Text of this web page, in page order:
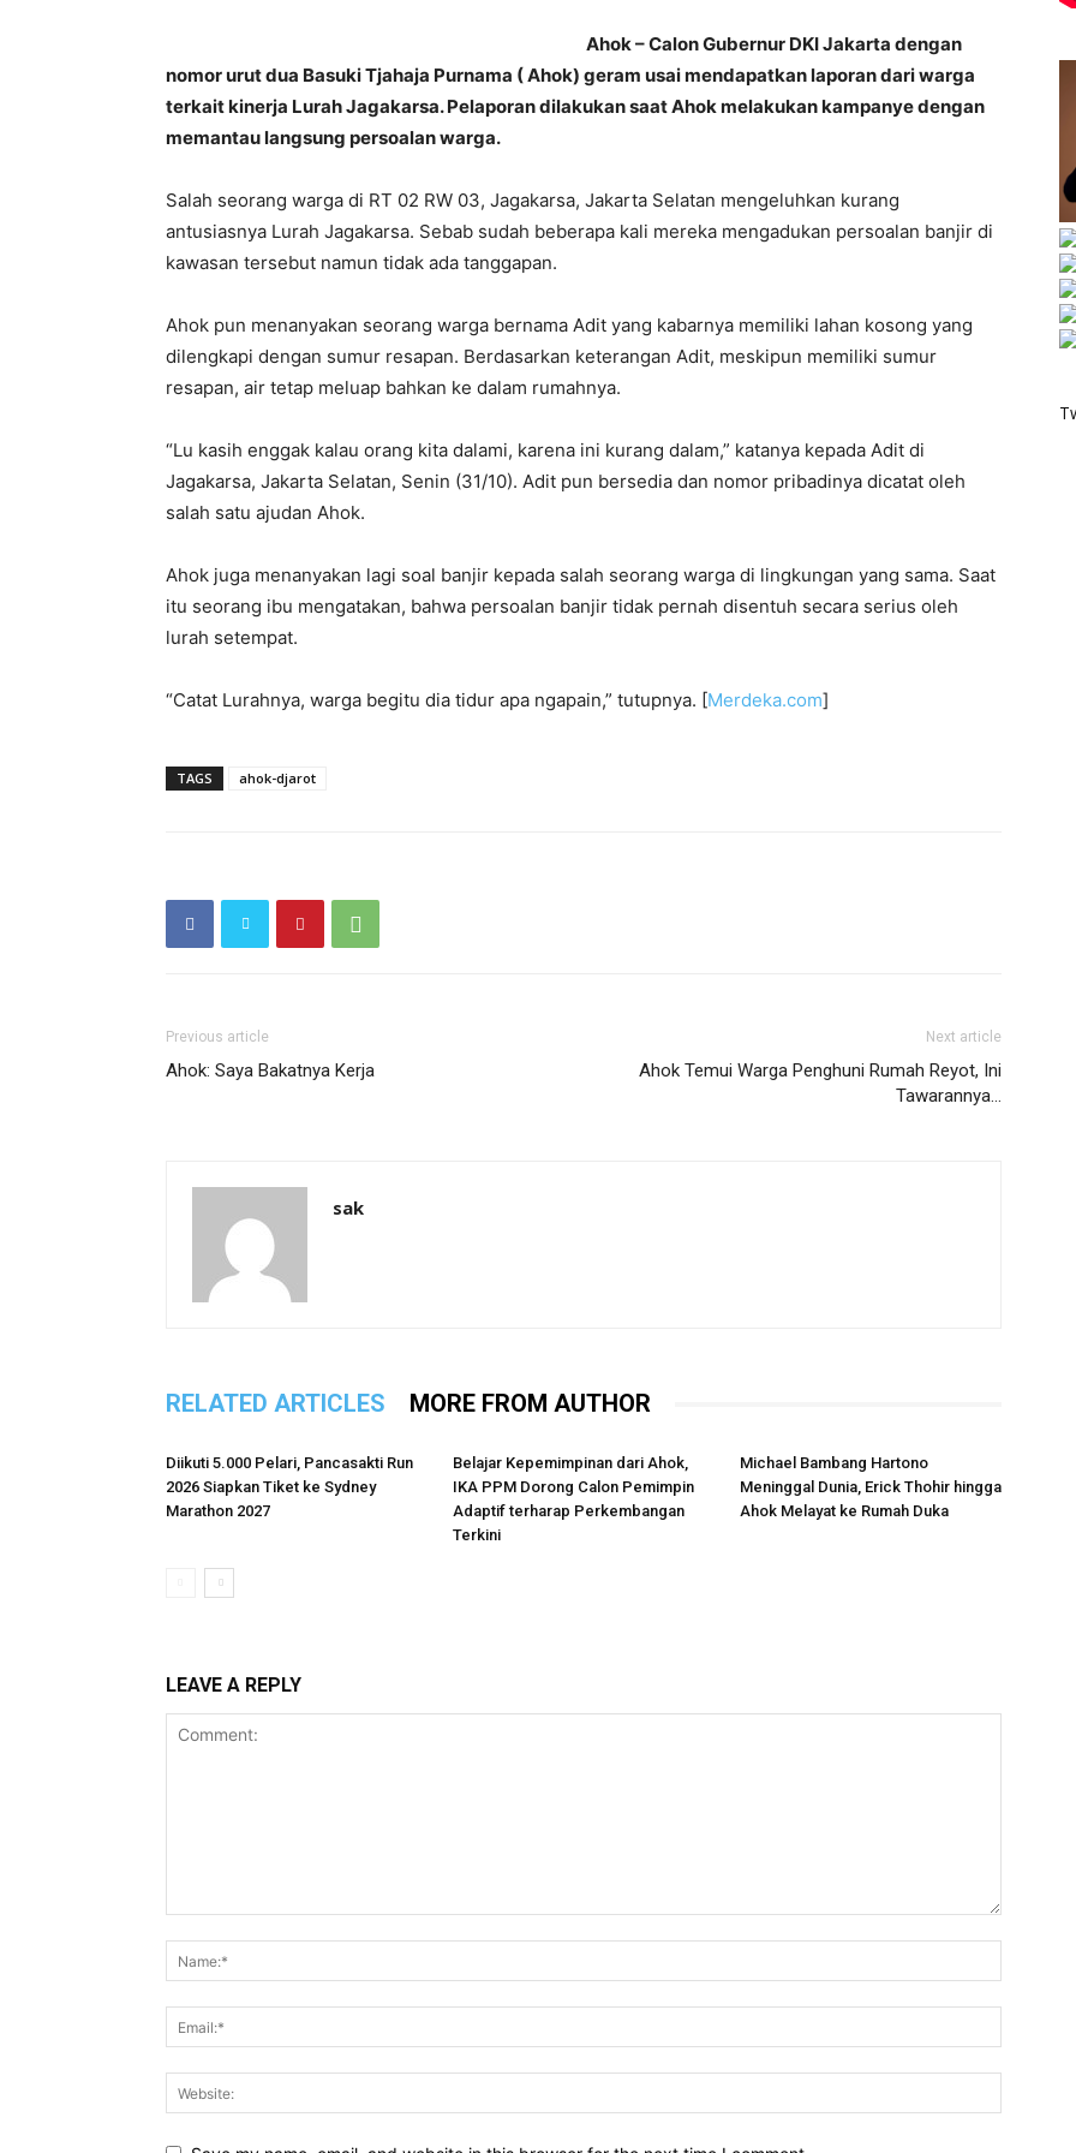
Ahok – Calon Gubernur DKI Jakarta dengan
nomor urut dua Basuki Tjahaja Purnama ( Ahok) geram usai mendapatkan laporan dari warga
terkait kinerja Lurah Jagakarsa. Pelaporan dilakukan saat Ahok melakukan kampanye dengan
memantau langsung persoalan warga.
Salah seorang warga di RT 02 RW 03, Jagakarsa, Jakarta Selatan mengeluhkan kurang
antusiasnya Lurah Jagakarsa. Sebab sudah beberapa kali mereka mengadukan persoalan banjir di
kawasan tersebut namun tidak ada tanggapan.
Ahok pun menanyakan seorang warga bernama Adit yang kabarnya memiliki lahan kosong yang
dilengkapi dengan sumur resapan. Berdasarkan keterangan Adit, meskipun memiliki sumur
resapan, air tetap meluap bahkan ke dalam rumahnya.
“Lu kasih enggak kalau orang kita dalami, karena ini kurang dalam,” katanya kepada Adit di
Jagakarsa, Jakarta Selatan, Senin (31/10). Adit pun bersedia dan nomor pribadinya dicatat oleh
salah satu ajudan Ahok.
Ahok juga menanyakan lagi soal banjir kepada salah seorang warga di lingkungan yang sama. Saat
itu seorang ibu mengatakan, bahwa persoalan banjir tidak pernah disentuh secara serius oleh
lurah setempat.
“Catat Lurahnya, warga begitu dia tidur apa ngapain,” tutupnya. [Merdeka.com]
TAGS ahok-djarot
Previous article
Ahok: Saya Bakatnya Kerja
Next article
Ahok Temui Warga Penghuni Rumah Reyot, Ini
Tawarannya…
sak
RELATED ARTICLES MORE FROM AUTHOR
Diikuti 5.000 Pelari, Pancasakti Run
2026 Siapkan Tiket ke Sydney
Marathon 2027
Belajar Kepemimpinan dari Ahok,
IKA PPM Dorong Calon Pemimpin
Adaptif terharap Perkembangan
Terkini
Michael Bambang Hartono
Meninggal Dunia, Erick Thohir hingga
Ahok Melayat ke Rumah Duka
LEAVE A REPLY